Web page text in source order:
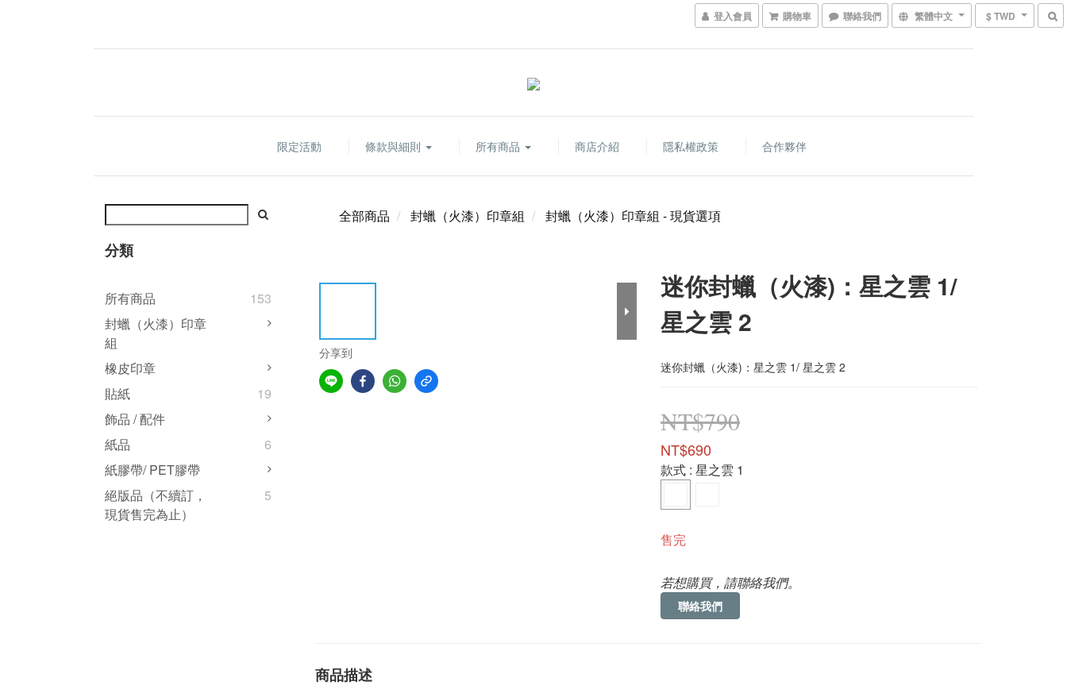
登入會員 購物車 聯絡我們 繁體中文 $ TWD
限定活動 條款與細則 所有商品 商店介紹 隱私權政策 合作夥伴
分類
所有商品
153
封蠟（火漆）印章
組
橡皮印章
貼紙
19
飾品 / 配件
紙品
6
紙膠帶/ PET膠帶
絕版品（不續訂，
現貨售完為止）
5
全部商品 封蠟（火漆）印章組 封蠟（火漆）印章組 - 現貨選項
分享到
迷你封蠟（火漆)：星之雲 1/
星之雲 2
迷你封蠟（火漆)：星之雲 1/ 星之雲 2
NT$790
NT$690
款式 : 星之雲 1
售完
若想購買，請聯絡我們。
聯絡我們
商品描述